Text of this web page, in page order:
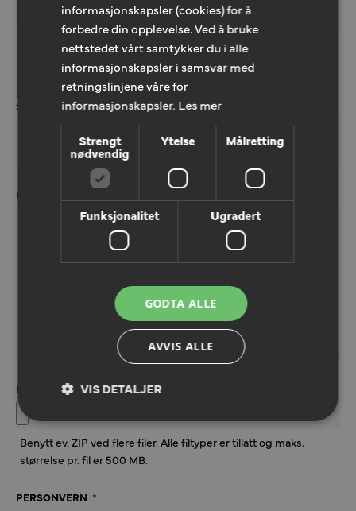
Beskrivelse
SAK/REFERANSE
BESKRIVELSE
LAST OPP FIL(ER)
Benytt ev. ZIP ved flere filer. Alle filtyper er tillatt og maks.
størrelse pr. fil er 500 MB.
PERSONVERN
informasjonskapsler (cookies) for å
forbedre din opplevelse. Ved å bruke
nettstedet vårt samtykker du i alle
informasjonskapsler i samsvar med
retningslinjene våre for
informasjonskapsler. Les mer
Strengt
nødvendig
Ytelse Målretting
Funksjonalitet Ugradert
GODTA ALLE
AVVIS ALLE
VIS DETALJER